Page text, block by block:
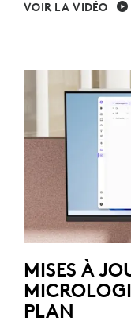
VOIR LA VIDÉO
MISES À
PLAN